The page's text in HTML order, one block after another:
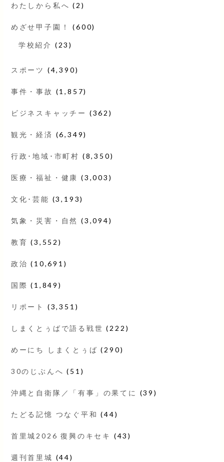
わたしから私へ (2)
めざせ甲子園！ (600)
学校紹介 (23)
スポーツ (4,390)
事件・事故 (1,857)
ビジネスキャッチー (362)
観光・経済 (6,349)
行政･地域･市町村 (8,350)
医療・福祉・健康 (3,003)
文化･芸能 (3,193)
気象・災害・自然 (3,094)
教育 (3,552)
政治 (10,691)
国際 (1,849)
リポート (3,351)
しまくとぅばで語る戦世 (222)
めーにち しまくとぅば (290)
30のじぶんへ (51)
沖縄と自衛隊／「有事」の果てに (39)
たどる記憶 つなぐ平和 (44)
首里城2026 復興のキセキ (43)
週刊首里城 (44)